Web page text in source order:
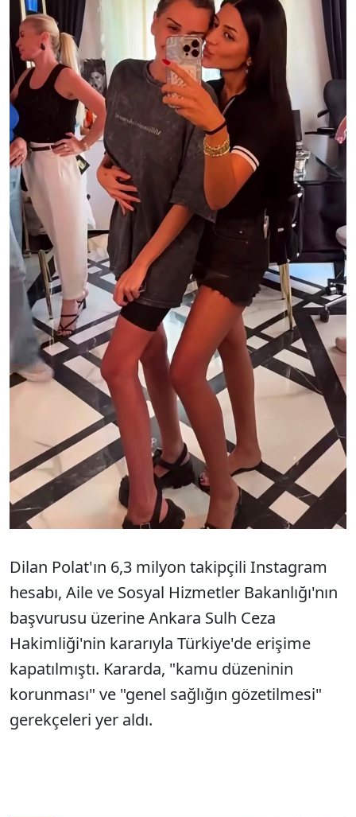
Dilan Polat'ın 6,3 milyon takipçili Instagram
hesabı, Aile ve Sosyal Hizmetler Bakanlığı'nın
başvurusu üzerine Ankara Sulh Ceza
Hakimliği'nin kararıyla Türkiye'de erişime
kapatılmıştı. Kararda, "kamu düzeninin
korunması" ve "genel sağlığın gözetilmesi"
gerekçeleri yer aldı.